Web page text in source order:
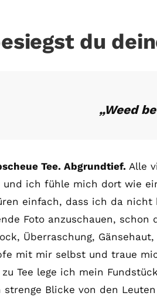
du
„Weed
Tee. Abgrundtief. Alle
und ich fühle mich dort wie
einfach, dass ich da
Foto anzuschauen,
Überraschung,
mit mir selbst und traue
Tee lege ich mein
strenge Blicke von den